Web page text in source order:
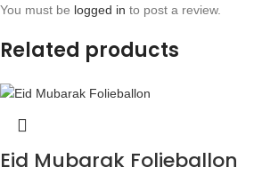
You must be logged in to post a review.
Related products
Eid Mubarak Folieballon